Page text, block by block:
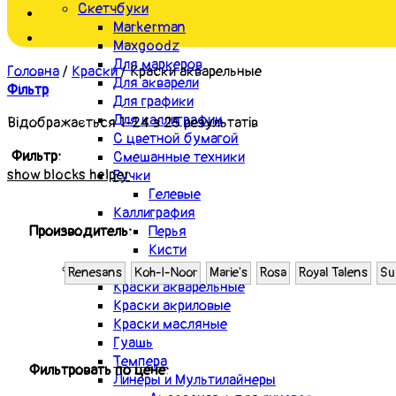
Скетчбуки
Markerman
Maxgoodz
Для маркеров
Для акварели
Для графики
Для каллиграфии
С цветной бумагой
Смешанные техники
Ручки
Гелевые
Каллиграфия
Перья
Кисти
Краски
Краски акварельные
Краски акриловые
Краски масляные
Гуашь
Темпера
Линеры и Мультилайнеры
Головна/ Краски/Краски акварельные
Фільтр
Відображається 1-24 з 25 результатів
Фильтр:
show blocks helper
Производитель:
Renesans Koh-I-Noor Marie's Rosa Royal Talens
Фильтровать по цене: